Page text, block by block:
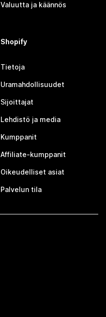
Valuutta ja käännös
Shopify
Tietoja
Uramahdollisuudet
Sijoittajat
Lehdistö ja media
Kumppanit
Affiliate-kumppanit
Oikeudelliset asiat
Palvelun tila